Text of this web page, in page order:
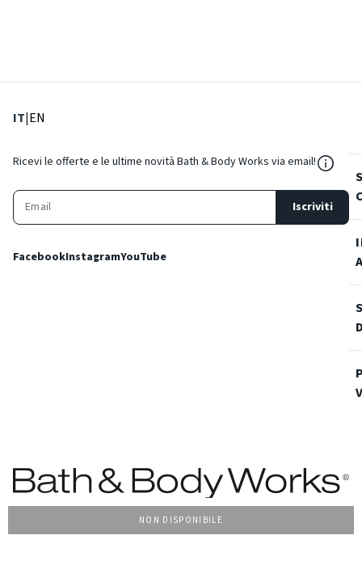
NON DISPONIBILE
IT: Lingua corrente
|EN
Ricevi le offerte e le ultime novità Bath & Body Works via email!
Iscriviti
FacebookInstagramYouTube
Condizioni Generali di venditaPrivacy PolicyCookie PolicyAccessibilità